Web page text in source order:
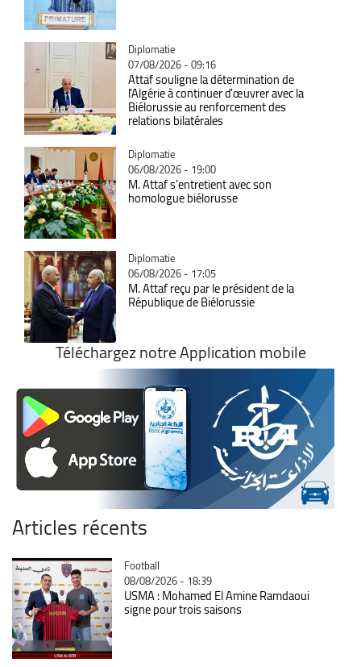
Catégorie
Diplomatie
07/08/2026 - 09:16
Attaf souligne la détermination de
l'Algérie à continuer d'œuvrer avec la
Biélorussie au renforcement des
relations bilatérales
Catégorie
Diplomatie
06/08/2026 - 19:00
M. Attaf s'entretient avec son
homologue biélorusse
Catégorie
Diplomatie
06/08/2026 - 17:05
M. Attaf reçu par le président de la
République de Biélorussie
Téléchargez notre Application mobile
Articles récents
Catégorie
Football
08/08/2026 - 18:39
USMA : Mohamed El Amine Ramdaoui
signe pour trois saisons